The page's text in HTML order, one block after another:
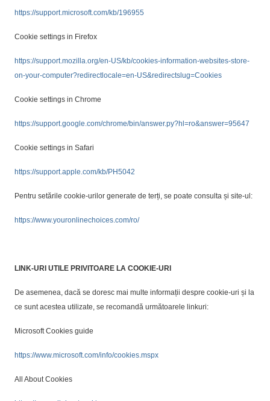
https://support.microsoft.com/kb/196955
Cookie settings in Firefox
https://support.mozilla.org/en-US/kb/cookies-information-websites-store-
on-your-computer?redirectlocale=en-US&redirectslug=Cookies
Cookie settings in Chrome
https://support.google.com/chrome/bin/answer.py?hl=ro&answer=95647
Cookie settings in Safari
https://support.apple.com/kb/PH5042
Pentru setările cookie-urilor generate de terți, se poate consulta și site-ul:
https://www.youronlinechoices.com/ro/
LINK-URI UTILE PRIVITOARE LA COOKIE-URI
De asemenea, dacă se doresc mai multe informații despre cookie-uri și la
ce sunt acestea utilizate, se recomandă următoarele linkuri:
Microsoft Cookies guide
https://www.microsoft.com/info/cookies.mspx
All About Cookies